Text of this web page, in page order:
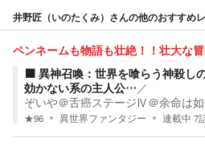
井野匠（いのたくみ） さんの他のおすすめ
ペンネームも物語も壮絶！！壮大な
⬛️ 異神召喚：世界を喰らう神殺
効かない系の主人公… ／
ぞいや＠舌癌ステージⅣ＠余命は如
★96 異世界ファンタジー 連載中 7